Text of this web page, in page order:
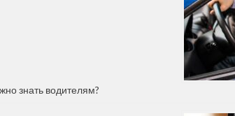
знать водителям?